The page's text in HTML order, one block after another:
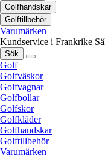
Golfhandskar
Golftillbehör
Varumärken
Kundservice i Frankrike
Sök
Golf
Golfväskor
Golfvagnar
Golfbollar
Golfskor
Golfkläder
Golfhandskar
Golftillbehör
Varumärken